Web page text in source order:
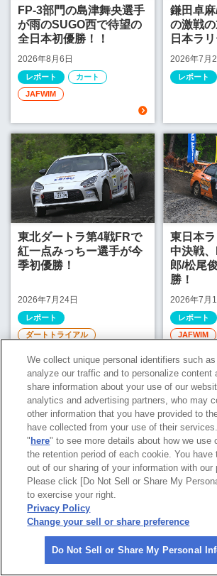
FP-3部門の島津舞央選手
が雨のSUGO西で待望の
全日本初優勝！！
2026年8月6日
レポート
カート
JAFWIM
鎌田卓
の激戦
日本ラ
2026年7月
レポート
東北ダートラ第4戦FRで
紅一点みっちー選手が今
季初優勝！
2026年7月24日
レポート
ダートトライアル
東日本
中決戦
郎/松尾
勝！
2026年7月
レポート
JAFWIM
ニュース＆トピックス一
We collect unique personal identifiers such
analyze our traffic and to personalize content
share information about your use of our
analytics and advertising partners, who may
other information that you have provided to
have collected from your use of their
" here" to see more details about how we use
the retention period of each cookie. You have
out of our sharing of your information with our
Please click [Do Not Sell or Share My
to exercise your right.
Privacy Policy
Change your sell or share preference
Do Not Sell or Share My Personal